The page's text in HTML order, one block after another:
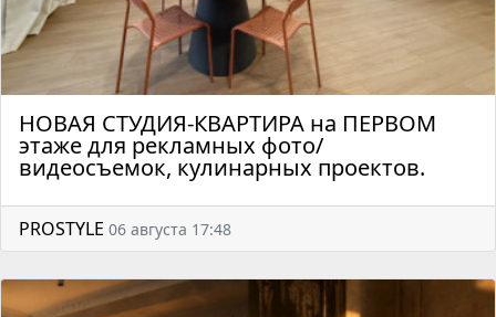
НОВАЯ СТУДИЯ-КВАРТИРА на ПЕРВОМ
этаже для рекламных фото/
видеосъемок, кулинарных проектов.
PROSTYLE 06 августа 17:48